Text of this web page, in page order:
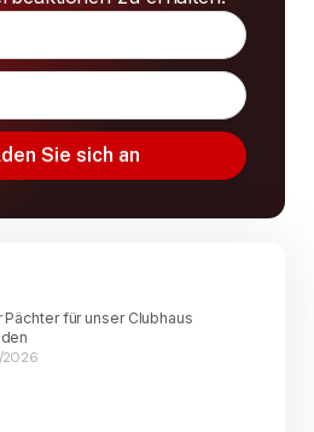
Sie sich an
Pächter für unser Clubhaus